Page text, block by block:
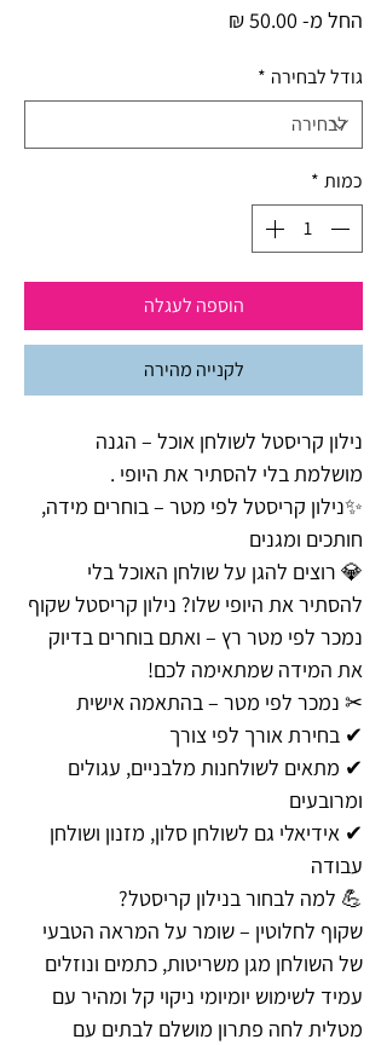
החל מ- 50.00 ₪
גודל לבחירה *
כמות *
הוספה לעגלה
לקנייה מהירה
נילון קריסטל לשולחן אוכל – הגנה
מושלמת בלי להסתיר את היופי .
✨נילון קריסטל לפי מטר – בוחרים מידה,
חותכים ומגנים
💎 רוצים להגן על שולחן האוכל בלי
להסתיר את היופי שלו? נילון קריסטל שקוף
נמכר לפי מטר רץ – ואתם בוחרים בדיוק
את המידה שמתאימה לכם!
✂ נמכר לפי מטר – בהתאמה אישית
✔ בחירת אורך לפי צורך
✔ מתאים לשולחנות מלבניים, עגולים
ומרובעים
✔ אידיאלי גם לשולחן סלון, מזנון ושולחן
עבודה
💪 למה לבחור בנילון קריסטל?
שקוף לחלוטין – שומר על המראה הטבעי
של השולחן מגן משריטות, כתמים ונוזלים
עמיד לשימוש יומיומי ניקוי קל ומהיר עם
מטלית לחה פתרון מושלם לבתים עם